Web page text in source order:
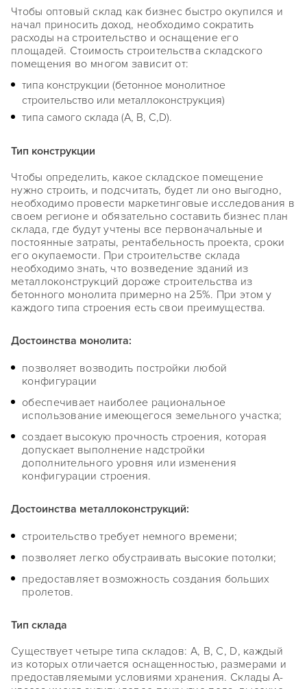
Чтобы оптовый склад как бизнес быстро окупился и
начал приносить доход, необходимо сократить
расходы на строительство и оснащение его
площадей. Стоимость строительства складского
помещения во многом зависит от:
типа конструкции (бетонное монолитное
строительство или металлоконструкция)
типа самого склада (A, В, С,D).
Тип конструкции
Чтобы определить, какое складское помещение
нужно строить, и подсчитать, будет ли оно выгодно,
необходимо провести маркетинговые исследования в
своем регионе и обязательно составить бизнес план
склада, где будут учтены все первоначальные и
постоянные затраты, рентабельность проекта, сроки
его окупаемости. При строительстве склада
необходимо знать, что возведение зданий из
металлоконструкций дороже строительства из
бетонного монолита примерно на 25%. При этом у
каждого типа строения есть свои преимущества.
Достоинства монолита:
позволяет возводить постройки любой
конфигурации
обеспечивает наиболее рациональное
использование имеющегося земельного участка;
создает высокую прочность строения, которая
допускает выполнение надстройки
дополнительного уровня или изменения
конфигурации строения.
Достоинства металлоконструкций:
строительство требует немного времени;
позволяет легко обустраивать высокие потолки;
предоставляет возможность создания больших
пролетов.
Тип склада
Существует четыре типа складов: A, B, C, D, каждый
из которых отличается оснащенностью, размерами и
предоставляемыми условиями хранения. Склады А-